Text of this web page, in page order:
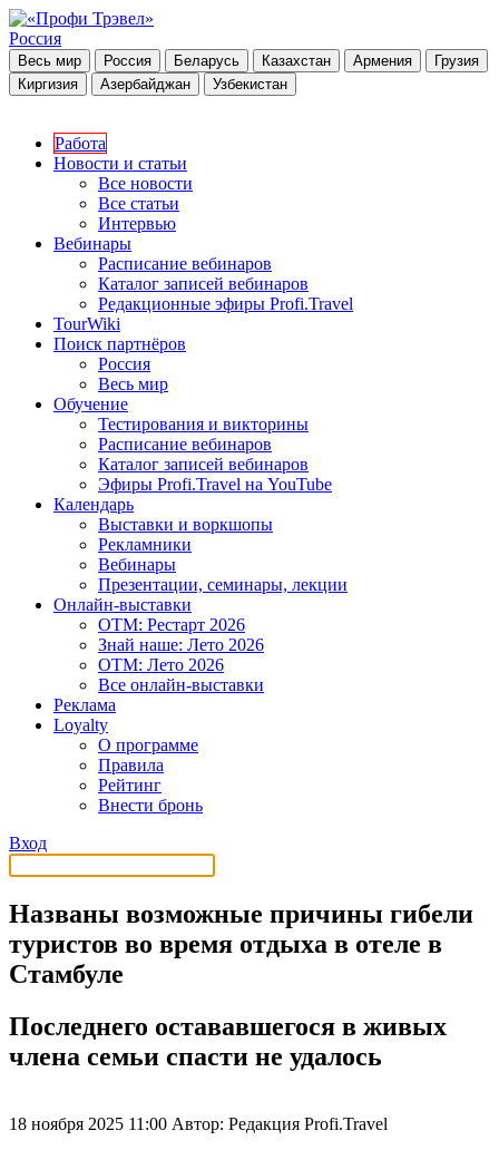
Россия
Весь мир Россия Беларусь Казахстан Армения
Грузия
Киргизия
Азербайджан Узбекистан
Работа
Новости и статьи
Все новости
Все статьи
Интервью
Вебинары
Расписание вебинаров
Каталог записей вебинаров
Редакционные эфиры Profi.Travel
TourWiki
Поиск партнёров
Россия
Весь мир
Обучение
Тестирования и викторины
Расписание вебинаров
Каталог записей вебинаров
Эфиры Profi.Travel на YouTube
Календарь
Выставки и воркшопы
Рекламники
Вебинары
Презентации, семинары, лекции
Онлайн-выставки
OTM: Рестарт 2026
Знай наше: Лето 2026
OTM: Лето 2026
Все онлайн-выставки
Реклама
Loyalty
О программе
Правила
Рейтинг
Внести бронь
Вход
Названы возможные причины гибели
туристов во время отдыха в отеле в
Стамбуле
Последнего остававшегося в живых
члена семьи спасти не удалось
18 ноября 2025 11:00 Автор: Редакция Profi.Travel